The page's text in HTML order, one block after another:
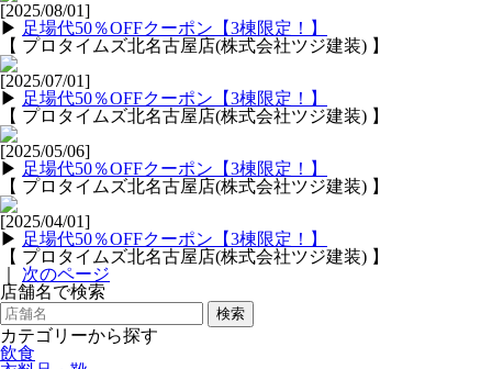
[2025/08/01]
▶ 足場代50％OFFクーポン【3棟限定！】
【 プロタイムズ北名古屋店(株式会社ツジ建装) 】
[2025/07/01]
▶ 足場代50％OFFクーポン【3棟限定！】
【 プロタイムズ北名古屋店(株式会社ツジ建装) 】
[2025/05/06]
▶ 足場代50％OFFクーポン【3棟限定！】
【 プロタイムズ北名古屋店(株式会社ツジ建装) 】
[2025/04/01]
▶ 足場代50％OFFクーポン【3棟限定！】
【 プロタイムズ北名古屋店(株式会社ツジ建装) 】
次のページ
店舗名で検索
検索
カテゴリーから探す
飲食